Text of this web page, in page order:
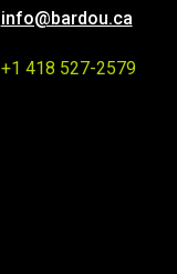
info@bardou.ca
+1 418 527-2579